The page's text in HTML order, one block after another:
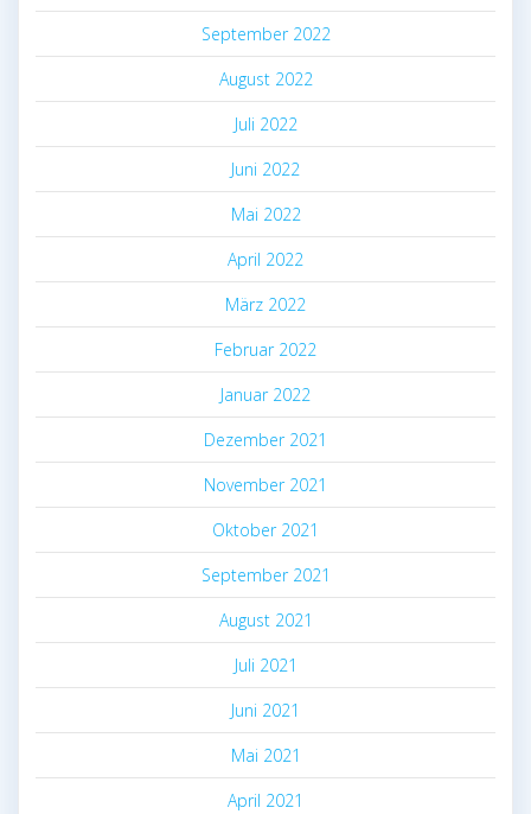
September 2022
August 2022
Juli 2022
Juni 2022
Mai 2022
April 2022
März 2022
Februar 2022
Januar 2022
Dezember 2021
November 2021
Oktober 2021
September 2021
August 2021
Juli 2021
Juni 2021
Mai 2021
April 2021